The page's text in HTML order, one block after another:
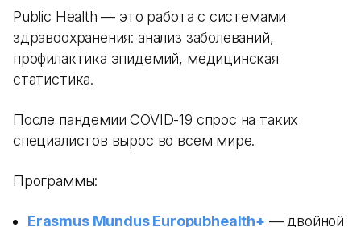
Public Health — это работа с системами
здравоохранения: анализ заболеваний,
профилактика эпидемий, медицинская
статистика.
После пандемии COVID-19 спрос на таких
специалистов вырос во всем мире.
Программы:
Erasmus Mundus Europubhealth+ — двойной